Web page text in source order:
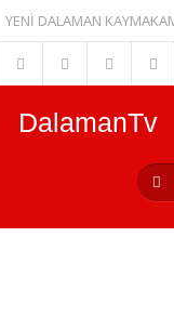
YENİ DALAMAN
DalamanTv